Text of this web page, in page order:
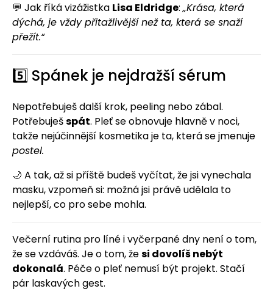
💬 Jak říká vizážistka Lisa Eldridge:„Krása, která
dýchá, je vždy přitažlivější než ta, která se snaží
přežít.“
5️⃣ Spánek je nejdražší sérum
Nepotřebuješ další krok, peeling nebo zábal.
Potřebuješspát. Pleť se obnovuje hlavně v noci,
takže nejúčinnější kosmetika je ta, která se jmenuje
postel.
🌙 A tak, až si příště budeš vyčítat, že jsi vynechala
masku, vzpomeň si: možná jsi právě udělala to
nejlepší, co pro sebe mohla.
Večerní rutina pro líné i vyčerpané dny není o tom,
že se vzdáváš. Je o tom, žesi dovolíš nebýt
dokonalá. Péče o pleť nemusí být projekt. Stačí
pár laskavých gest.